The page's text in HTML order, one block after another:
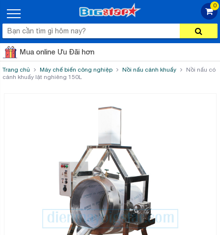
0
Mua online Ưu Đãi hơn
Trang chủ Máy chế biến công nghiệp Nồi nấu cánh khuấy
Nồi nấu có
cánh khuấy lật nghiêng 150L